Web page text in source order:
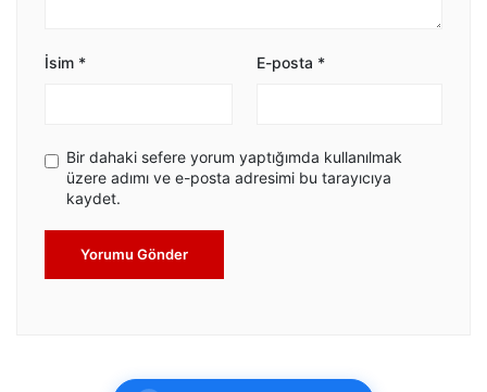
İsim * E-posta *
Bir dahaki sefere yorum yaptığımda kullanılmak
üzere adımı ve e-posta adresimi bu tarayıcıya
kaydet.
Yorumu Gönder